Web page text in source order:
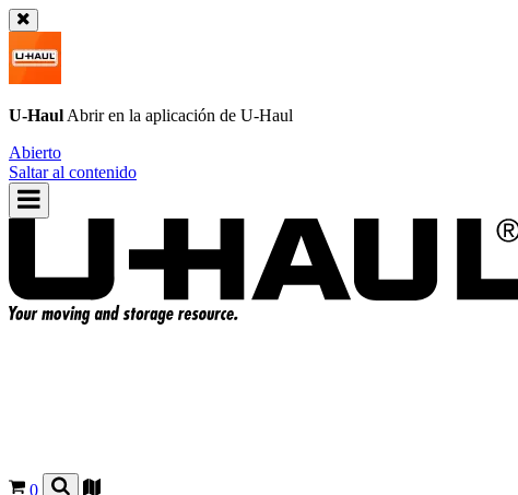
U-Haul Abrir en la aplicación de U-Haul
Abierto
Saltar al contenido
0